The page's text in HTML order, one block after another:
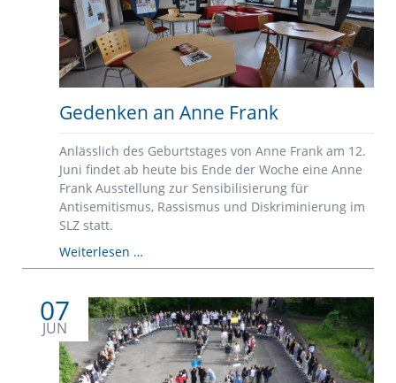
Gedenken an Anne Frank
Anlässlich des Geburtstages von Anne Frank am 12.
Juni findet ab heute bis Ende der Woche eine Anne
Frank Ausstellung zur Sensibilisierung für
Antisemitismus, Rassismus und Diskriminierung im
SLZ statt.
Weiterlesen …
an
Frank
07
JUN